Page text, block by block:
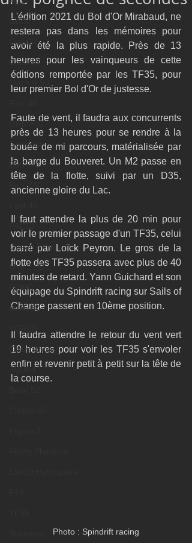
GC32
Diam24
Class40
ORMA60
Gunboat
D35
Farr 280
Ocean Fifty
Mini 6.50
RORC
Botin 80
Class Rhum
JMD54
L'édition 2021 du Bol d'Or Mirabaud, ne
restera pas dans les mémoires pour
avoir été la plus rapide. Près de 13
heures pour les vainqueurs de cette
éditions remportée par les TF35, pour
leur premier Bol d'Or de justesse.
Faute de vent, il faudra aux concurrents
près de 13 heures pour se rendre à la
bouée de mi parcours, matérialisée par
la barge du Bouveret. Un M2 passe en
tête de la flotte, suivi par un D35,
ancienne gloire du Lac.
Il faut attendre la plus de 20 min pour
voir le premier passage d'un TF35, celui
barré par Loïck Peyron. Le gros de la
flotte des TF35 passera avec plus de 40
minutes de retard. Yann Guichard et son
équipage du Spindrift racing sur Sails of
Change passent en 10ème position.
Il faudra attendre le retour du vent vert
19 heures pour voir les TF35 s'envoler
enfin et revenir petit à petit sur la tête de
la course.
Photo : Spindrift racing